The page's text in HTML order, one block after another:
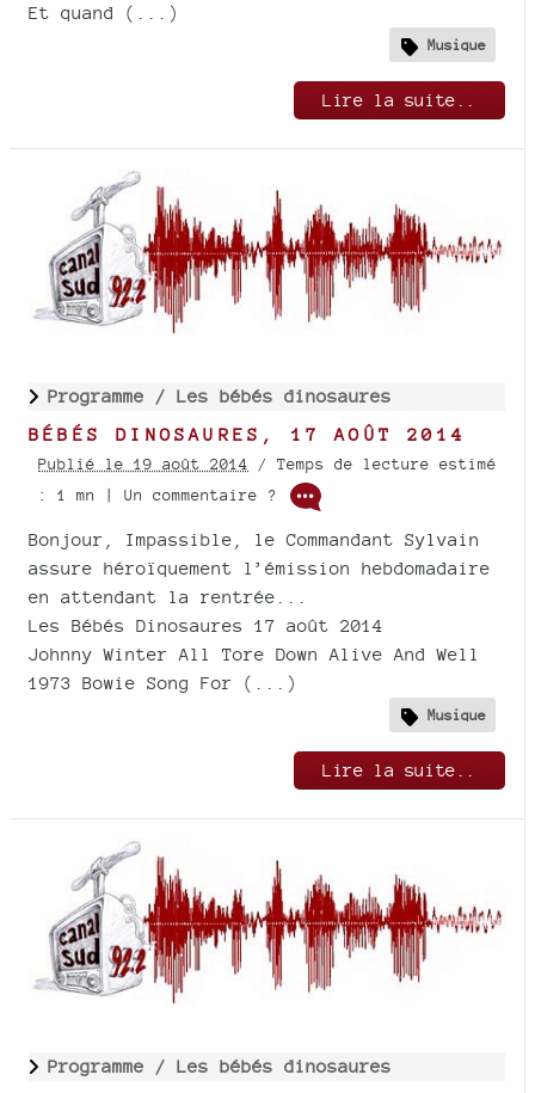
Et quand (...)
Musique
Lire la suite..
Programme / Les bébés dinosaures
BÉBÉS DINOSAURES, 17 AOÛT 2014
Publié le 19 août 2014 / Temps de lecture estimé
: 1 mn | Un commentaire ?
Bonjour, Impassible, le Commandant Sylvain
assure héroïquement l’émission hebdomadaire
en attendant la rentrée...
Les Bébés Dinosaures 17 août 2014
Johnny Winter All Tore Down Alive And Well
1973 Bowie Song For (...)
Musique
Lire la suite..
Programme / Les bébés dinosaures